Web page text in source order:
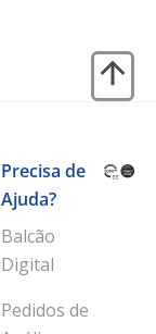
Precisa de
Ajuda?
Balcão
Digital
Pedidos de